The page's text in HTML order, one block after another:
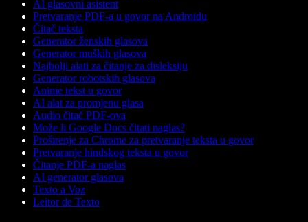
AI glasovni asistent
Pretvaranje PDF-a u govor na Androidu
Čitač teksta
Generator ženskih glasova
Generator muških glasova
Najbolji alati za čitanje za disleksiju
Generator robotskih glasova
Anime tekst u govor
AI alat za promjenu glasa
Audio čitač PDF-ova
Može li Google Docs čitati naglas?
Proširenje za Chrome za pretvaranje teksta u govor
Pretvaranje hindskog teksta u govor
Čitanje PDF-a naglas
AI generator glasova
Texto a Voz
Leitor de Texto